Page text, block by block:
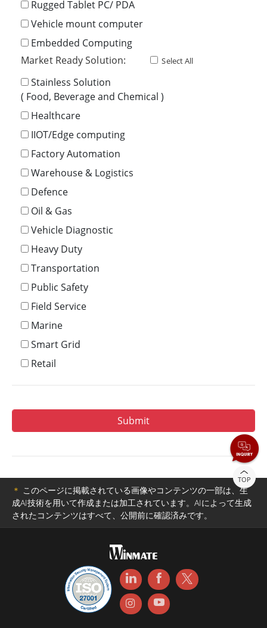
Rugged Tablet PC/ PDA
Vehicle mount computer
Embedded Computing
Market Ready Solution:
Select All
Stainless Solution
( Food, Beverage and Chemical )
Healthcare
IIOT/Edge computing
Factory Automation
Warehouse & Logistics
Defence
Oil & Gas
Vehicle Diagnostic
Heavy Duty
Transportation
Public Safety
Field Service
Marine
Smart Grid
Retail
TOP
＊ このページに掲載されている画像やコンテンツの一部は、生
成AI技術を用いて作成または加工されています。AIによって生成
されたコンテンツはすべて、公開前に確認済みです。